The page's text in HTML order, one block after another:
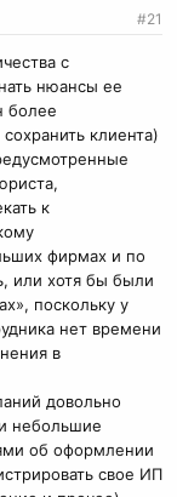
#21
с
нюансы ее
более
клиента)
к
фирмах и по
или хотя бы были
поскольку у
нет времени
в
довольно
небольшие
об оформлении
свое ИП